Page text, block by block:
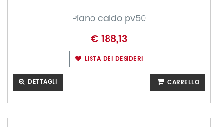
Piano caldo pv50
€ 188,13
LISTA DEI DESIDERI
DETTAGLI CARRELLO